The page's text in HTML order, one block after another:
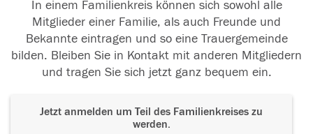
In einem Familienkreis können sich sowohl alle
Mitglieder einer Familie, als auch Freunde und
Bekannte eintragen und so eine Trauergemeinde
bilden. Bleiben Sie in Kontakt mit anderen Mitgliedern
und tragen Sie sich jetzt ganz bequem ein.
Jetzt anmelden um Teil des Familienkreises zu
werden.